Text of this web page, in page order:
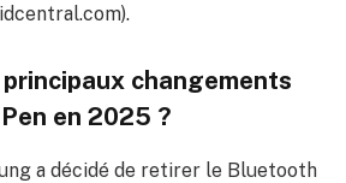
changements
en 2025 ?
a décidé de retirer le Bluetooth